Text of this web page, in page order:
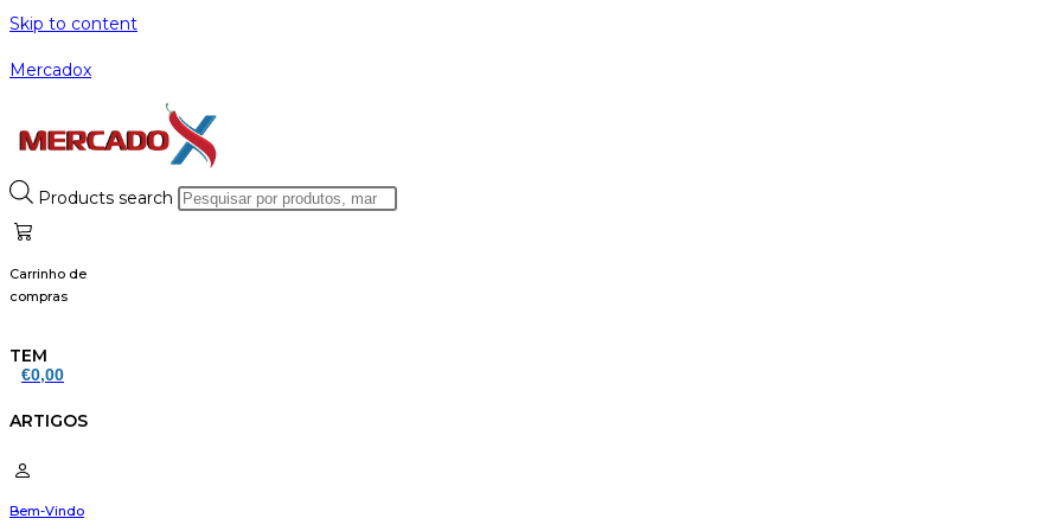
Skip to content
Mercadox
Products search
Carrinho de
compras
TEM
€0,00
ARTIGOS
Bem-Vindo